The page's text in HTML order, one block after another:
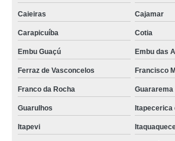
Caieiras Cajamar
Carapicuíba Cotia
Embu Guaçú Embu das
Ferraz de Vasconcelos Francisco
Franco da Rocha Guararema
Guarulhos Itapecerica
Itapevi